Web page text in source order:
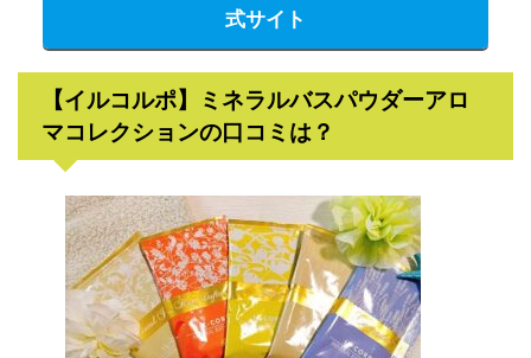
式サイト
【イルコルポ】ミネラルバスパウダーアロ
マコレクションの口コミは？